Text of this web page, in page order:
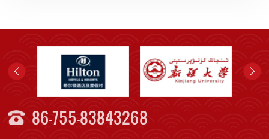
86-755-83843268